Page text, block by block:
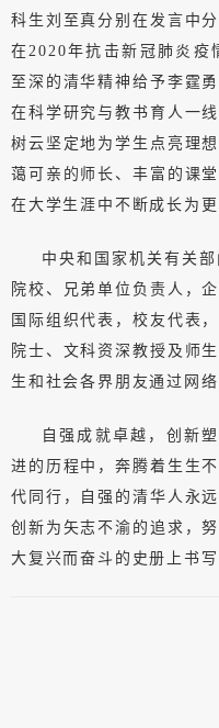
科生刘至真分别在发言中
在2020年抗击新冠肺炎疫
至深的清华精神给予李霆
在科学研究与教书育人一
树云坚定地为学生点亮理
蔼可亲的师长、丰富的课
在大学生涯中不断成长为更
中央和国家机关有关
院校、兄弟单位负责人，
国际组织代表，校友代表
院士、文科资深教授及师
生和社会各界朋友通过网
自强成就卓越，创新
进的历程中，奔腾着生生
代同行，自强的清华人永
创新为矢志不渝的追求，
大复兴而奋斗的史册上书